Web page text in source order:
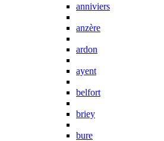
anniviers
anzère
ardon
ayent
belfort
briey
bure